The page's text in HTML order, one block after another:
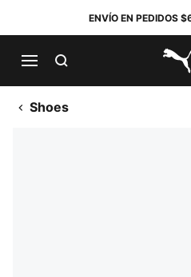
ENVÍO EN PEDIDOS
Shoes